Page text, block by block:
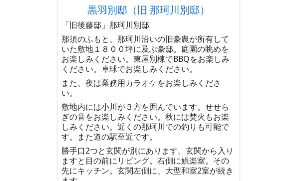
黒羽別邸（旧 那珂川別邸）
「旧後藤邸」那珂川別邸
那須のふもと、那珂川沿いの旧豪農が所有して
いた敷地１８００坪に及ぶ豪邸。庭園の眺めを
お楽しみください。東屋別棟でBBQをお楽しみ
ください。卓球でお楽しみください。
また、夜は業務用カラオケをお楽しみくださ
い。
敷地内には小川が３方を囲んでいます。せせら
ぎの音をお楽しみください。秋には焚火もお楽
しみください。近くの那珂川での釣りも可能で
す。また道の駅至近です。
勝手口2つと玄関が別にあります。玄関から入り
ますと目の前にリビング。右側に娯楽室。その
先にキッチン。玄関左側に、大型和室2室が続き